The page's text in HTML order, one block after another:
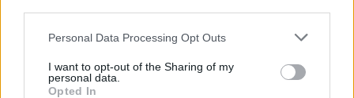
Personal Data Processing Opt Outs
I want to opt-out of the Sharing of my
personal data.
Opted In